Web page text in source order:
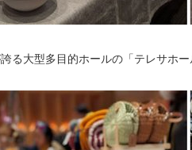
る大型多目的ホールの「テレサホ